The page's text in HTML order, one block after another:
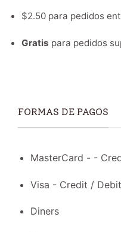
$2.50 para pedidos
Gratis para pedidos
FORMAS DE PAGOS
MasterCard - -
Visa - Credit / Debit
Diners